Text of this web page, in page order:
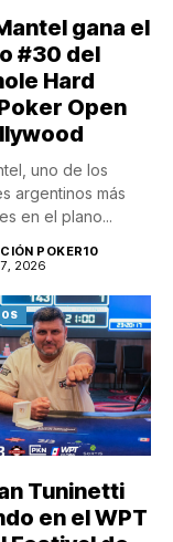
gana el
#30 del
Hard
Open
uno de los
argentinos más
en el plano...
POKER10
7, 2026
Tuninetti
en el WPT